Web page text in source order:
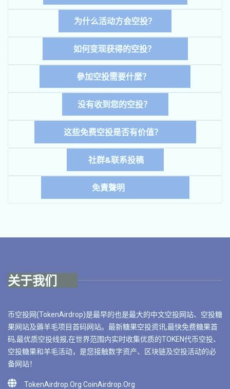
为什么活动方会空投？
如何变现获得的空投？
參加空投需要什麼？
没有收到您的空投？
这些免费空投是否有价值？
社群&联系投稿
免責聲明
关于我们
币空投网(TokenAirdrop)是最早的也是最大的中文空投网站、空投糖
果网站及薅羊毛项目首码网站。最新糖果空投资讯,最快免费糖果首
码,最优质空投线报,在世界范围内实时收集优质的TOKEN代币空投、
空投糖果和羊毛活动，是您接触数字资产、区块链及空投活动的必
备网站！
TokenAirdrop.Org CoinAirdrop.Org